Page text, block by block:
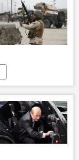
detalii